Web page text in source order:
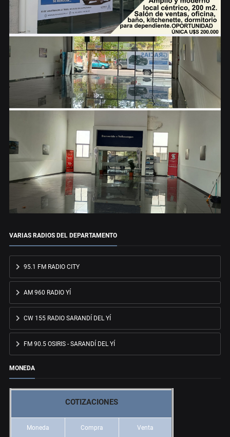
VARIAS RADIOS DEL DEPARTAMENTO
95.1 FM RADIO CITY
AM 960 RADIO YÍ
CW 155 RADIO SARANDÍ DEL YÍ
FM 90.5 OSIRIS - SARANDÍ DEL YÍ
MONEDA
COTIZACIONES
Moneda Compra Venta